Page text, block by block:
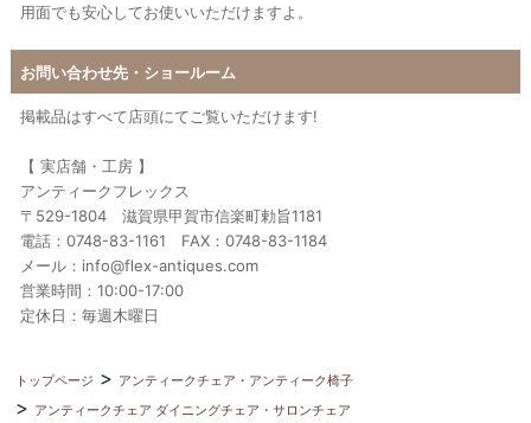
用面でも安心してお使いいただけますよ。
お問い合わせ先・ショールーム
掲載品はすべて店頭にてご覧いただけます!
【 実店舗・工房 】
アンティークフレックス
〒529-1804 滋賀県甲賀市信楽町勅旨1181
電話：0748-83-1161 FAX：0748-83-1184
メール：info@flex-antiques.com
営業時間：10:00-17:00
定休日：毎週木曜日
トップページ
アンティークチェア・アンティーク椅子
アンティークチェア ダイニングチェア・サロンチェア